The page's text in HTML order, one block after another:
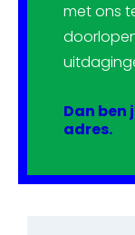
met ons
Dan ben
adres.